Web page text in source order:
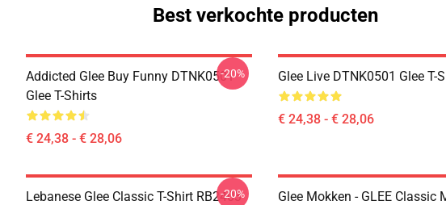
Best verkochte producten
Addicted Glee Buy Funny DTNK0501
Glee T-Shirts
€ 24,38 - € 28,06
-20% Glee Live DTNK0501 Glee T-
€ 24,38 - € 28,06
Lebanese Glee Classic T-Shirt RB2403
-20%
Glee Mokken - GLEE Classic